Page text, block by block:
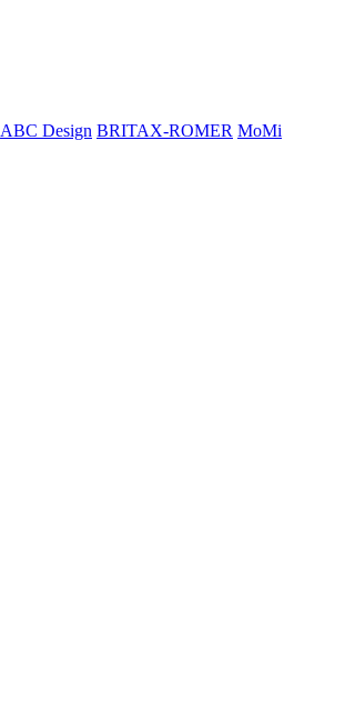
ABC Design BRITAX-ROMER MoMi